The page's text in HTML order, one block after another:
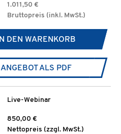
1.011,50 €
Bruttopreis (inkl. MwSt.)
IN DEN WARENKORB
ANGEBOT ALS PDF
Live-Webinar
850,00 €
Nettopreis (zzgl. MwSt.)